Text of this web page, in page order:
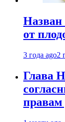
Назван
от
3 года ago2
Глава
правам